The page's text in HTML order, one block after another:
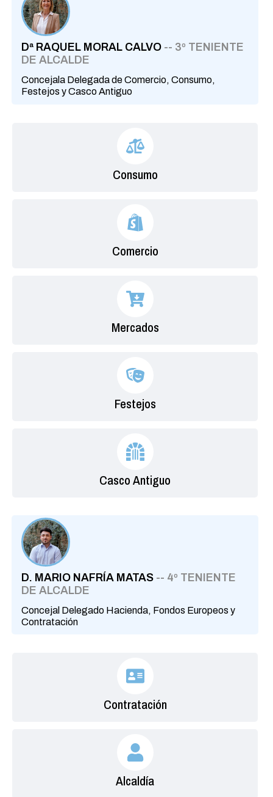
Dª RAQUEL MORAL CALVO-- 3º TENIENTE
DE ALCALDE
Concejala Delegada de Comercio, Consumo,
Festejos y Casco Antiguo
Consumo
Comercio
Mercados
Festejos
Casco Antiguo
D. MARIO NAFRÍA MATAS-- 4º TENIENTE
DE ALCALDE
Concejal Delegado Hacienda, Fondos Europeos y
Contratación
Contratación
Alcaldía